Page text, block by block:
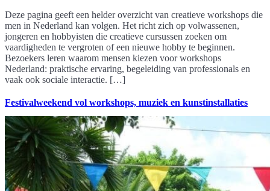
Deze pagina geeft een helder overzicht van creatieve workshops die
men in Nederland kan volgen. Het richt zich op volwassenen,
jongeren en hobbyisten die creatieve cursussen zoeken om
vaardigheden te vergroten of een nieuwe hobby te beginnen.
Bezoekers leren waarom mensen kiezen voor workshops
Nederland: praktische ervaring, begeleiding van professionals en
vaak ook sociale interactie. […]
Festivalweekend vol workshops, muziek en kunstinstallaties